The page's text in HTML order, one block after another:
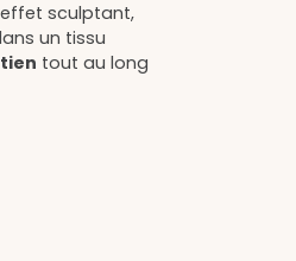
sculptant,
un tissu
tout au long